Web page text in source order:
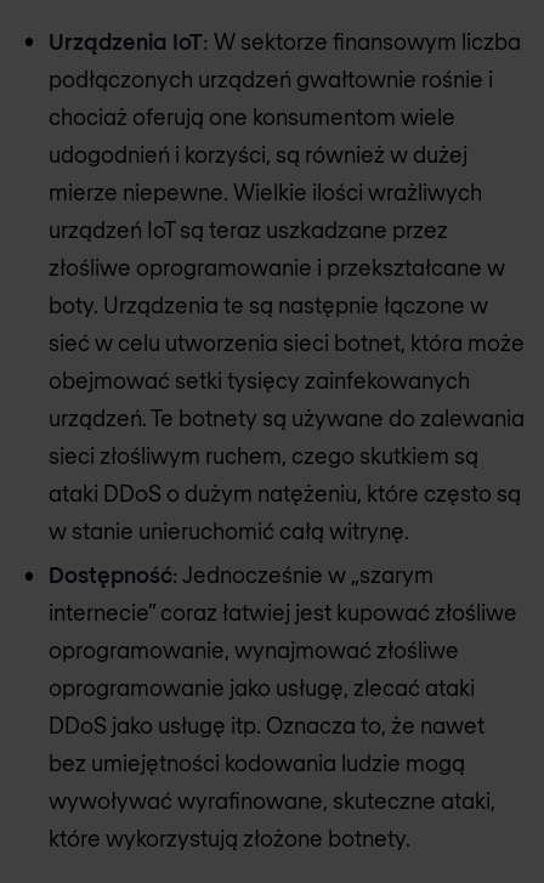
Urządzenia IoT: W sektorze finansowym liczba
podłączonych urządzeń gwałtownie rośnie i
chociaż oferują one konsumentom wiele
udogodnień i korzyści, są również w dużej
mierze niepewne. Wielkie ilości wrażliwych
urządzeń IoT są teraz uszkadzane przez
złośliwe oprogramowanie i przekształcane w
boty. Urządzenia te są następnie łączone w
sieć w celu utworzenia sieci botnet, która może
obejmować setki tysięcy zainfekowanych
urządzeń. Te botnety są używane do zalewania
sieci złośliwym ruchem, czego skutkiem są
ataki DDoS o dużym natężeniu, które często są
w stanie unieruchomić całą witrynę.
Dostępność: Jednocześnie w „szarym
internecie” coraz łatwiej jest kupować złośliwe
oprogramowanie, wynajmować złośliwe
oprogramowanie jako usługę, zlecać ataki
DDoS jako usługę itp. Oznacza to, że nawet
bez umiejętności kodowania ludzie mogą
wywoływać wyrafinowane, skuteczne ataki,
które wykorzystują złożone botnety.